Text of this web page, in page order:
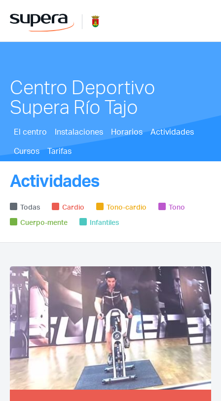
Centro Deportivo
Supera Río Tajo
El centro Instalaciones Horarios
Actividades
Cursos
Tarifas
Actividades
Todas Cardio Tono-cardio
Tono
Cuerpo-mente
Infantiles